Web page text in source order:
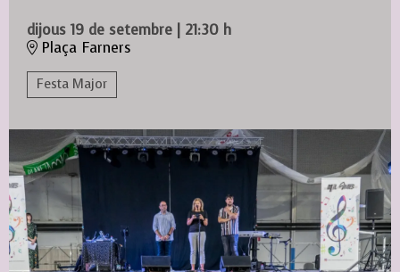
dijous 19 de setembre | 21:30 h
Plaça Farners
Festa Major